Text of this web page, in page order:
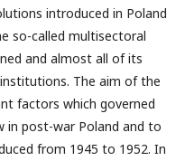
introduced in Poland
so-called multisectoral
and almost all of its
The aim of the
factors which governed
in post-war Poland and to
from 1945 to 1952. In